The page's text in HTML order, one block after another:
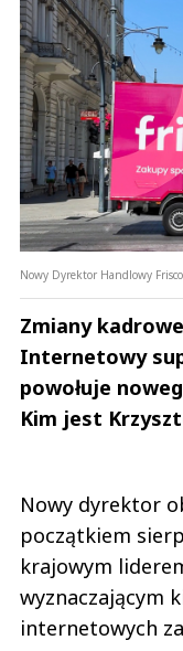
Nowy Dyrektor Handlowy Frisco
Zmiany
Internetowy
powołuje
Kim jest
Nowy dyrektor
początkiem
krajowym
wyznaczającym
internetowych